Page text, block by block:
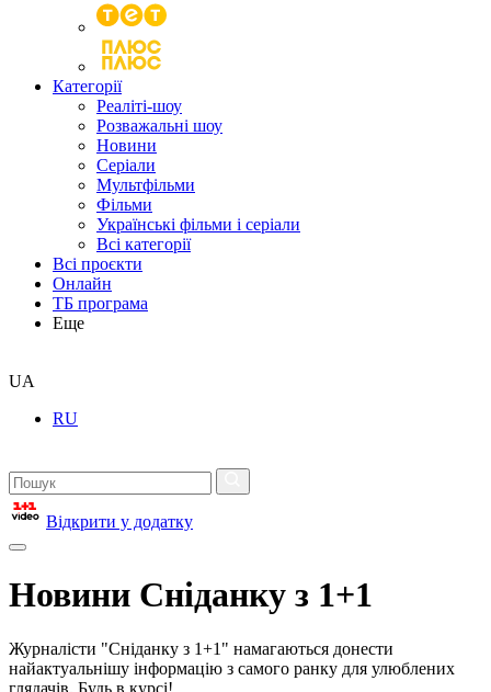
Категорії
Реаліті-шоу
Розважальні шоу
Новини
Серіали
Мультфільми
Фільми
Українські фільми і серіали
Всі категорії
Всі проєкти
Онлайн
ТБ програма
Еще
UA
RU
Відкрити у додатку
Новини Сніданку з 1+1
Журналісти "Сніданку з 1+1" намагаються донести
найактуальнішу інформацію з самого ранку для улюблених
глядачів. Будь в курсі!